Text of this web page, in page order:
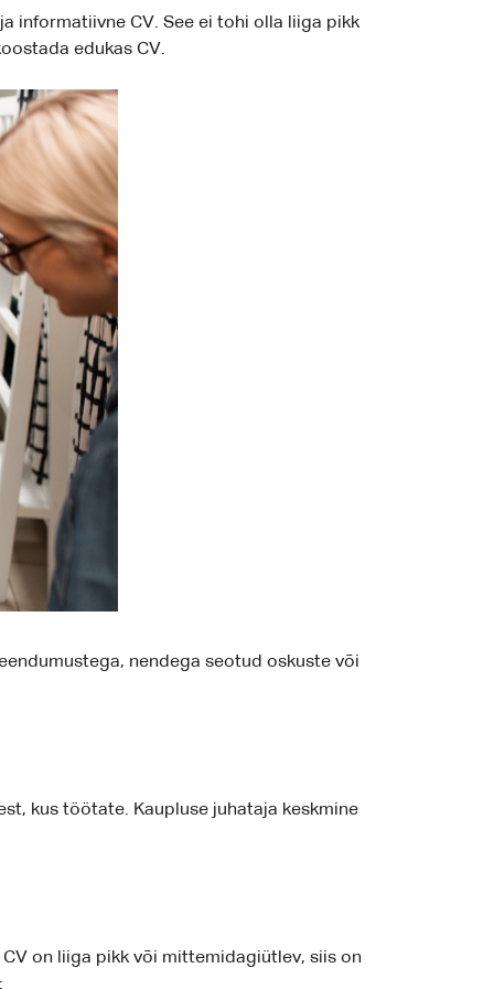
informatiivne CV. See ei tohi olla liiga pikk
edukas CV.
nendega seotud oskuste või
kus töötate. Kaupluse juhataja keskmine
on liiga pikk või mittemidagiütlev, siis on